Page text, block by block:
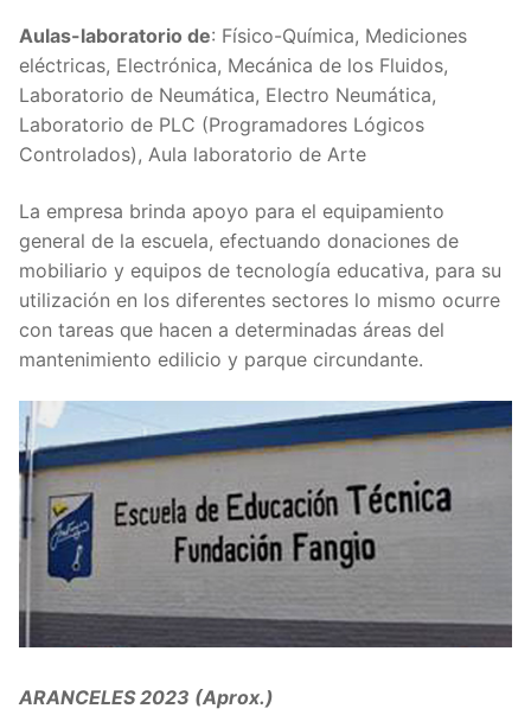
Aulas-laboratorio de: Físico-Química, Mediciones
eléctricas, Electrónica, Mecánica de los Fluidos,
Laboratorio de Neumática, Electro Neumática,
Laboratorio de PLC (Programadores Lógicos
Controlados), Aula laboratorio de Arte
La empresa brinda apoyo para el equipamiento
general de la escuela, efectuando donaciones de
mobiliario y equipos de tecnología educativa, para su
utilización en los diferentes sectores lo mismo ocurre
con tareas que hacen a determinadas áreas del
mantenimiento edilicio y parque circundante.
ARANCELES 2023 (Aprox.)